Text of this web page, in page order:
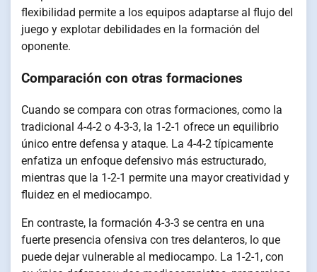
flexibilidad permite a los equipos adaptarse al flujo del
juego y explotar debilidades en la formación del
oponente.
Comparación con otras formaciones
Cuando se compara con otras formaciones, como la
tradicional 4-4-2 o 4-3-3, la 1-2-1 ofrece un equilibrio
único entre defensa y ataque. La 4-4-2 típicamente
enfatiza un enfoque defensivo más estructurado,
mientras que la 1-2-1 permite una mayor creatividad y
fluidez en el mediocampo.
En contraste, la formación 4-3-3 se centra en una
fuerte presencia ofensiva con tres delanteros, lo que
puede dejar vulnerable al mediocampo. La 1-2-1, con